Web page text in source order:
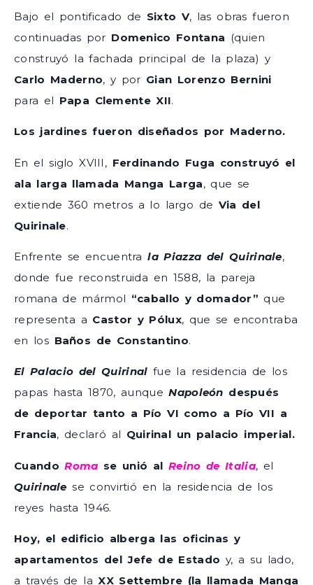
Bajo el pontificado de Sixto V, las obras fueron
continuadas por Domenico Fontana (quien
construyó la fachada principal de la plaza) y
Carlo Maderno, y por Gian Lorenzo Bernini
para el Papa Clemente XII.
Los jardines fueron diseñados por Maderno.
En el siglo XVIII, Ferdinando Fuga construyó el
ala larga llamada Manga Larga, que se
extiende 360 ​​metros a lo largo de Via del
Quirinale.
Enfrente se encuentrala Piazza del Quirinale,
donde fue reconstruida en 1588, la pareja
romana de mármol “caballo y domador” que
representa a Castor y Pólux, que se encontraba
en los Baños de Constantino.
El Palacio del Quirinal fue la residencia de los
papas hasta 1870, aunqueNapoleón después
de deportar tanto a Pío VI como a Pío VII a
Francia, declaró al Quirinal un palacio imperial.
CuandoRoma se unió al Reino de Italia, el
Quirinale se convirtió en la residencia de los
reyes hasta 1946.
Hoy, el edificio alberga las oficinas y
apartamentos del Jefe de Estado y, a su lado,
a través de laXX Settembre (la llamada Manga